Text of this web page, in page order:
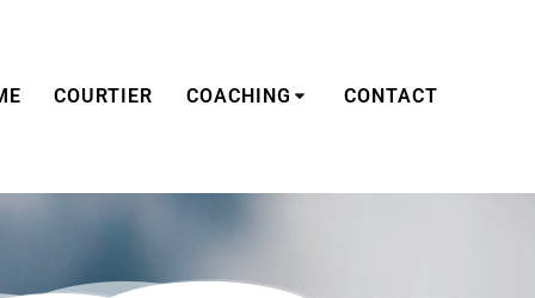
COURTIER COACHING CONTACT